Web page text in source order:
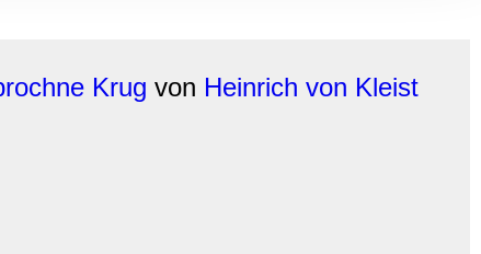
Krug von Heinrich von Kleist